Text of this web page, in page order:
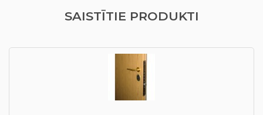
SAISTĪTIE PRODUKTI